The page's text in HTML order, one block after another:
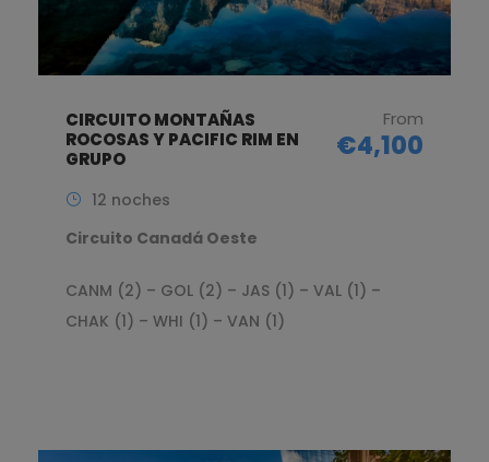
CIRCUITO MONTAÑAS
ROCOSAS Y PACIFIC RIM EN
GRUPO
From
€4,100
12 noches
Circuito Canadá Oeste
CANM (2) – GOL (2) – JAS (1) – VAL (1) –
CHAK (1) – WHI (1) – VAN (1)